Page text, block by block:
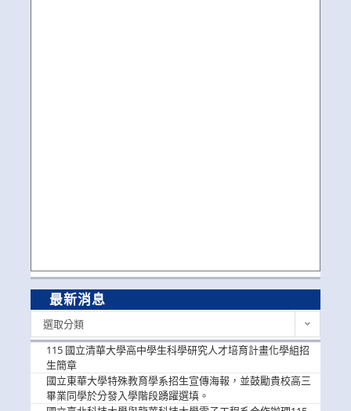
最新消息
選取分類
115 國立清華大學高中學生科學研究人才培育計畫化學組招
生簡章
國立東華大學特殊教育學系招生宣傳海報，並鼓勵貴校高三
畢業同學於分發入學階段踴躍選填。